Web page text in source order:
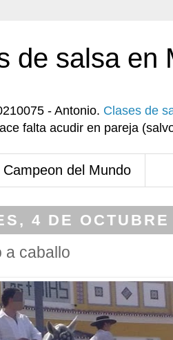
de salsa en
- Antonio. Clases de
falta acudir en pareja
Campeon del Mundo
4 DE
a caballo